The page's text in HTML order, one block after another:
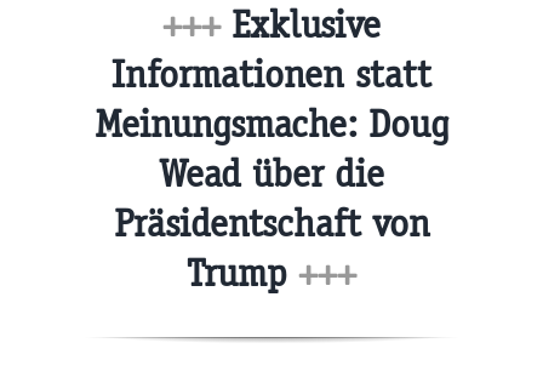
+++Exklusive
Informationen statt
Meinungsmache: Doug
Wead über die
Präsidentschaft von
Trump +++